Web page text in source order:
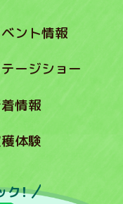
ント情報
ージショー
情報
体験
！